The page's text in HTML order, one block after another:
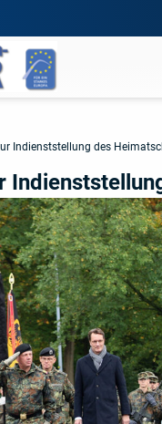
Indienststellung des